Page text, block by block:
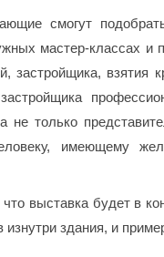
смогут
мастер-классах и
застройщика,
не только
имеющему
выставка будет в
изнутри здания, и